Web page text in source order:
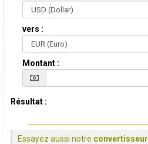
vers :
Montant :
Résultat :
Essayez aussi notre convertisseur